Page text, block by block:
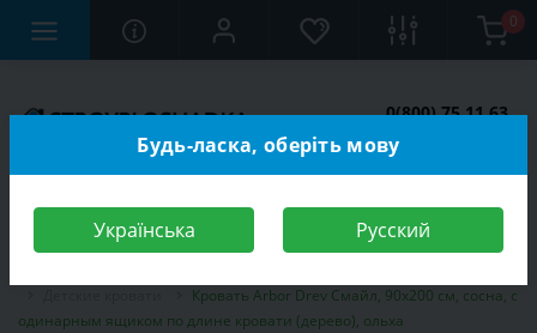
0
0(800) 75 11 63
Кровать Arbor Drev Смайл, 90х200 см, сосна, с
одинарным ящиком по длине кровати (дерево), ольха
Будь-ласка, оберіть мову
Українська Русский